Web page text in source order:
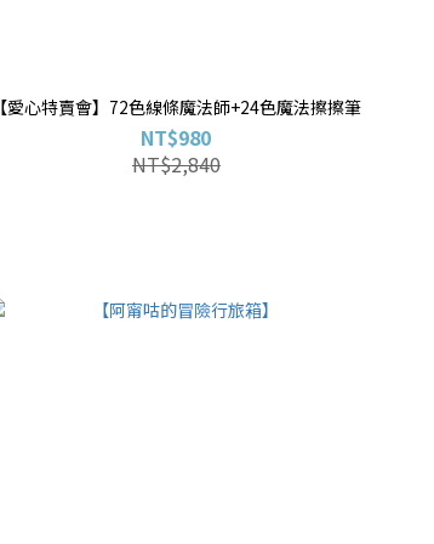
【愛心特賣會】72色線條魔法師+24色魔法擦擦筆
NT$980
NT$2,840